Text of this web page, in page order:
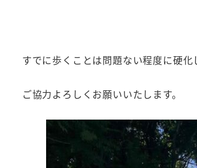
すでに歩くことは問題ない程度に硬
ご協力よろしくお願いいたします。